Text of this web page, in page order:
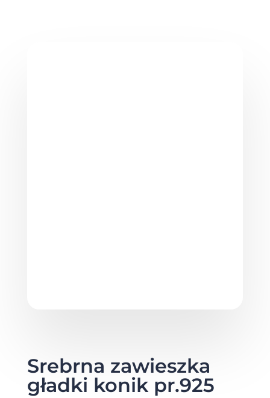
Srebrna zawieszka
gładki konik pr.925